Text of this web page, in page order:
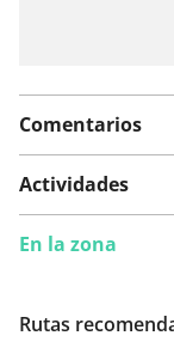
Comentarios
Actividades
En la zona
Rutas